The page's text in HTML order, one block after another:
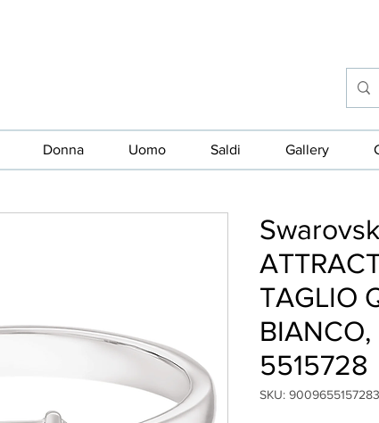
Donna Uomo Saldi Gallery
TAGLIO
BIANCO,
5515728
SKU: 9009655157283